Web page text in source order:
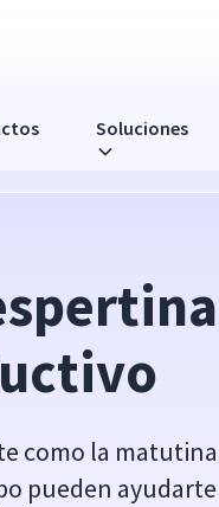
Soluciones
como la
pueden